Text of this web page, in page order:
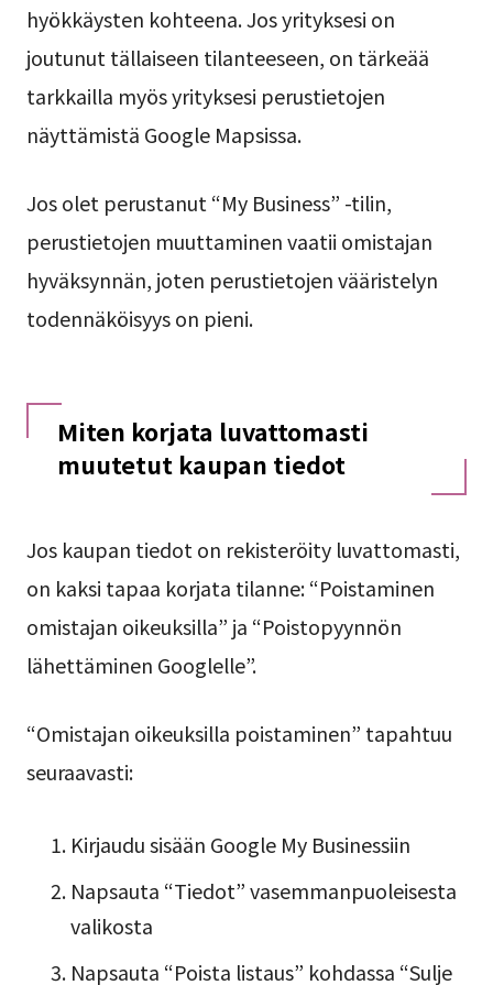
hyökkäysten kohteena. Jos yrityksesi on
joutunut tällaiseen tilanteeseen, on tärkeää
tarkkailla myös yrityksesi perustietojen
näyttämistä Google Mapsissa.
Jos olet perustanut “My Business” -tilin,
perustietojen muuttaminen vaatii omistajan
hyväksynnän, joten perustietojen vääristelyn
todennäköisyys on pieni.
Miten korjata luvattomasti
muutetut kaupan tiedot
Jos kaupan tiedot on rekisteröity luvattomasti,
on kaksi tapaa korjata tilanne: “Poistaminen
omistajan oikeuksilla” ja “Poistopyynnön
lähettäminen Googlelle”.
“Omistajan oikeuksilla poistaminen” tapahtuu
seuraavasti:
Kirjaudu sisään Google My Businessiin
Napsauta “Tiedot” vasemmanpuoleisesta
valikosta
Napsauta “Poista listaus” kohdassa “Sulje